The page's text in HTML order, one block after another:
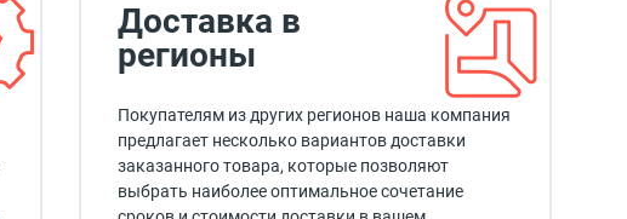
Доставка в
регионы
Покупателям из других регионов наша компания
предлагает несколько вариантов доставки
заказанного товара, которые позволяют
выбрать наиболее оптимальное сочетание